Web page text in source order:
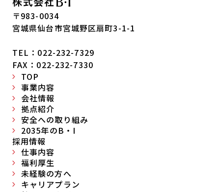
〒983-0034
宮城県仙台市宮城野区扇町3-1-1
TEL：022-232-7329
FAX：022-232-7330
TOP
事業内容
会社情報
拠点紹介
安全への取り組み
2035年のB・I
採用情報
仕事内容
福利厚生
未経験の方へ
キャリアプラン